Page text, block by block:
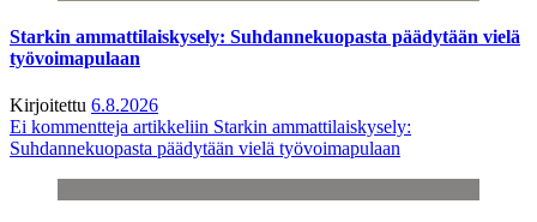
Starkin ammattilaiskysely: Suhdannekuopasta päädytään vielä
työvoimapulaan
Kirjoitettu 6.8.2026
Ei kommentteja artikkeliin Starkin ammattilaiskysely:
Suhdannekuopasta päädytään vielä työvoimapulaan